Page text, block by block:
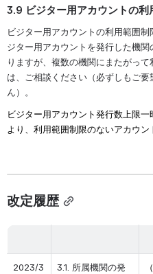
3.9 ビジター用アカウントの利
ビジター用アカウントの利用範囲
ジター用アカウントを発行した機
りますが、複数の機関にまたがっ
は、ご相談ください（必ずしもご
ん）。
ビジター用アカウント発行数上限
より、利用範囲制限のないアカウン
改定履歴
2023/3
3.1. 所属機関の発